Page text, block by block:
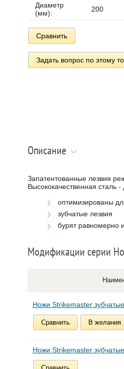
Диаметр
(мм):
200
Сравнить
Задать вопрос по этому
Описание
Запатентованные лезвия
Высококачественная сталь
оптимизированы
зубчатые лезвия
бурят равномерно
Модификации серии
Ножи Strikemaster
Сравнить В желания
Ножи Strikemaster